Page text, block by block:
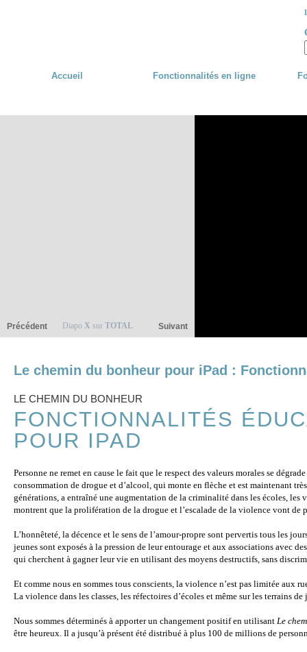
Accueil Fonctionnalités en ligne
Diapo X sur TOTAL
Précédent Suivant
Le chemin du bonheur pour iPad :
LE CHEMIN DU BONHEUR
FONCTIONNALITÉS
POUR IPAD
Personne ne remet en cause le fait que le respect des valeurs morales se
consommation de drogue et d’alcool, qui monte en flèche et est maintenant
générations, a entraîné une augmentation de la criminalité dans les écoles, les
montrent que la prolifération de la drogue et l’escalade de la violence vont de
L’honnêteté, la décence et le sens de l’amour-propre sont pervertis tous les
jeunes sont exposés à la pression de leur entourage et aux associations avec
qui cherchent à gagner leur vie en utilisant des moyens destructifs, sans
Et comme nous en sommes tous conscients, la violence n’est pas limitée aux
La violence dans les classes, les réfectoires d’écoles et même sur les terrains
Nous sommes déterminés à apporter un changement positif en utilisant Le
être heureux. Il a jusqu’à présent été distribué à plus 100 de millions de